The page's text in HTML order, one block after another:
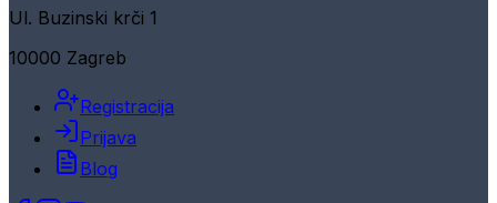
Ul. Buzinski krči 1
10000 Zagreb
Registracija
Prijava
Blog